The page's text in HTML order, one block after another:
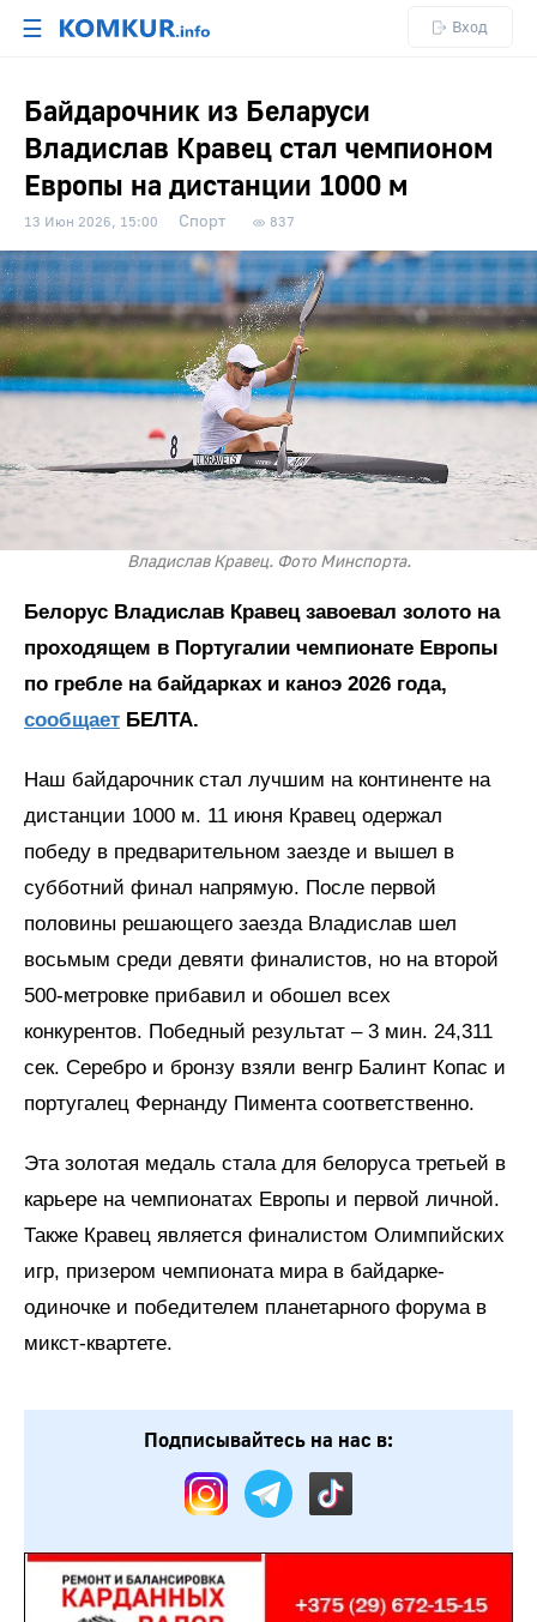
☰ Вход
Байдарочник из Беларуси
Владислав Кравец стал чемпионом
Европы на дистанции 1000 м
13 Июн 2026, 15:00 Спорт 837
Владислав Кравец. Фото Минспорта.
Белорус Владислав Кравец завоевал золото на
проходящем в Португалии чемпионате Европы
по гребле на байдарках и каноэ 2026 года,
сообщает БЕЛТА.
Наш байдарочник стал лучшим на континенте на
дистанции 1000 м. 11 июня Кравец одержал
победу в предварительном заезде и вышел в
субботний финал напрямую. После первой
половины решающего заезда Владислав шел
восьмым среди девяти финалистов, но на второй
500-метровке прибавил и обошел всех
конкурентов. Победный результат – 3 мин. 24,311
сек. Серебро и бронзу взяли венгр Балинт Копас и
португалец Фернанду Пимента соответственно.
Эта золотая медаль стала для белоруса третьей в
карьере на чемпионатах Европы и первой личной.
Также Кравец является финалистом Олимпийских
игр, призером чемпионата мира в байдарке-
одиночке и победителем планетарного форума в
микст-квартете.
Подписывайтесь на нас в: